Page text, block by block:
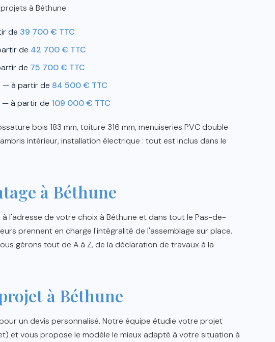
à Béthune :
de 39 700 € TTC
de 42 700 € TTC
de 75 700 € TTC
— à partir de 84 500 € TTC
— à partir de 109 000 € TTC
bois 183 mm, toiture 316 mm, menuiseries PVC double
intérieur, installation électrique : tout est inclus dans le
à Béthune
l'adresse de votre choix à Béthune et dans tout le Pas-de-
prennent en charge l'intégralité de l'assemblage sur place.
gérons tout de A à Z, de la déclaration de travaux à la
à Béthune
un devis personnalisé. Notre équipe étudie votre projet
et vous propose le modèle le mieux adapté à votre situation à